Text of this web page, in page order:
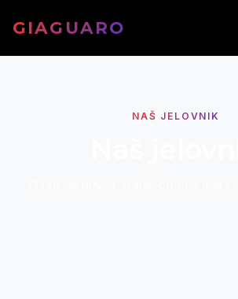
GIAGUARO
NAŠ JELOVNIK